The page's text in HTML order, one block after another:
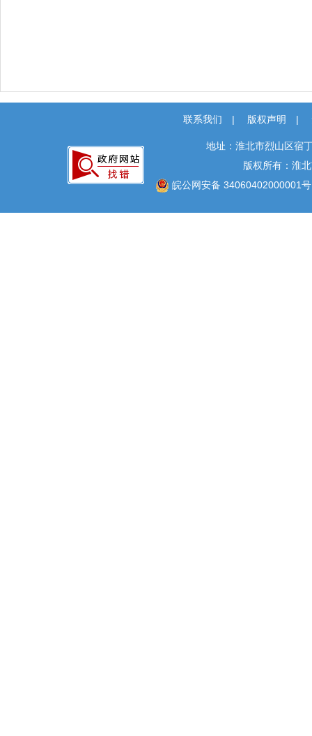
联系我们 | 版权声明 |
地址：淮北市烈山区宿
版权所有：淮
皖公网安备 34060402000001号